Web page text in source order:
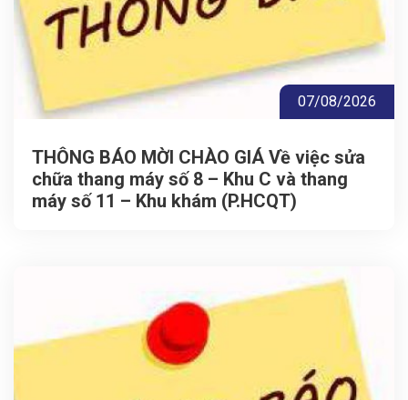
07/08/2026
THÔNG BÁO MỜI CHÀO GIÁ Về việc sửa
chữa thang máy số 8 – Khu C và thang
máy số 11 – Khu khám (P.HCQT)